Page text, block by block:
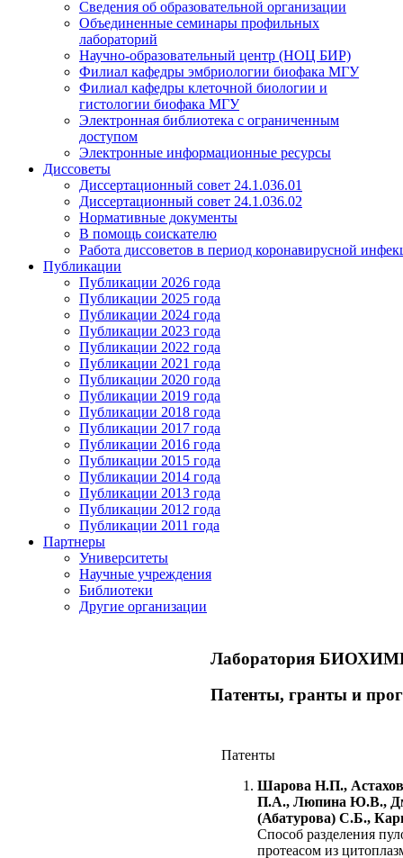
Сведения об образовательной организации
Объединенные семинары профильных
лабораторий
Научно-образовательный центр (НОЦ БИР)
Филиал кафедры эмбриологии биофака МГУ
Филиал кафедры клеточной биологии и
гистологии биофака МГУ
Электронная библиотека с ограниченным
доступом
Электронные информационные ресурсы
Диссоветы
Диссертационный совет 24.1.036.01
Диссертационный совет 24.1.036.02
Нормативные документы
В помощь соискателю
Работа диссоветов в период коронавирусной
Публикации
Публикации 2026 года
Публикации 2025 года
Публикации 2024 года
Публикации 2023 года
Публикации 2022 года
Публикации 2021 года
Публикации 2020 года
Публикации 2019 года
Публикации 2018 года
Публикации 2017 года
Публикации 2016 года
Публикации 2015 года
Публикации 2014 года
Публикации 2013 года
Публикации 2012 года
Публикации 2011 года
Партнеры
Университеты
Научные учреждения
Библиотеки
Другие организации
Лаборатория
Патенты, гранты и
Патенты
Шарова Н.П.,
П.А., Люпина Ю.В.,
(Абатурова) С.Б.,
Способ разделения
протеасом из